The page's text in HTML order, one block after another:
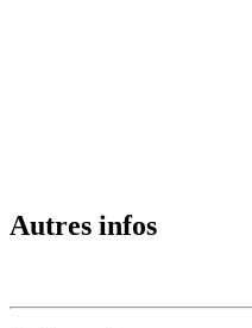
Autres infos